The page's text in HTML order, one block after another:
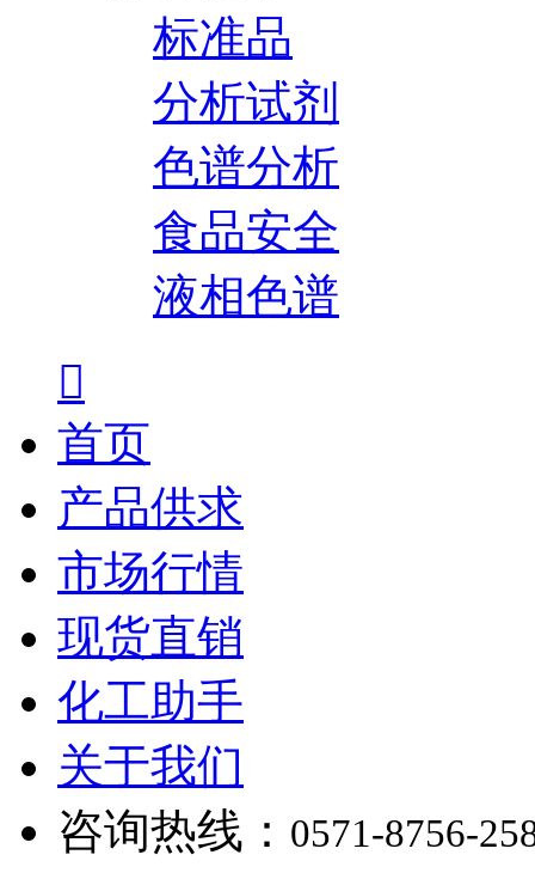
标准品
分析试剂
色谱分析
食品安全
液相色谱

首页
产品供求
市场行情
现货直销
化工助手
关于我们
咨询热线： 0571-8756-